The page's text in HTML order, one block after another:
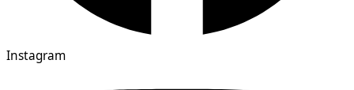
Instagram